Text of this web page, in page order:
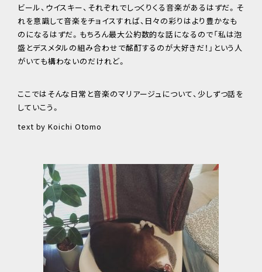
ビール、ウイスキー、それぞれでしっくりくる音楽があるはずだ。そ
れを意識して音楽をチョイスすれば、日々の彩りはより豊かなも
のになるはずだ。もちろん最大公約数的な話になるので「私は泡
盛とデスメタルの組み合わせで酩酊するのが大好きだ！」という人
がいても構わないのだけれど。
ここではそんな日常と音楽のマリアージュについて、少しずつ話を
していこう。
text by Koichi Otomo